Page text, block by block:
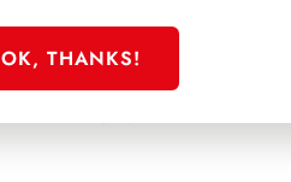
SFORZESCO ITALIA 1986
PAGINE 4
OK, THANKS!